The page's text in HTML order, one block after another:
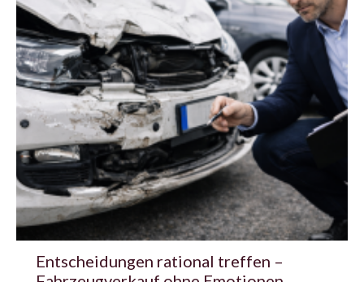
Entscheidungen rational treffen –